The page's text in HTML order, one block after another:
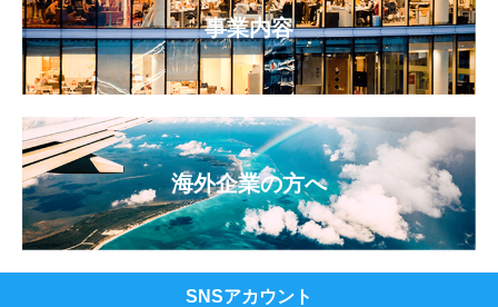
事業内容
海外企業の方へ
SNSアカウント